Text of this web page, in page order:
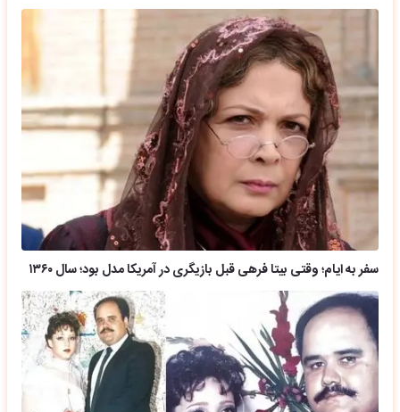
سفر به ایام؛ وقتی بیتا فرهی قبل بازیگری در آمریکا مدل بود؛ سال ۱۳۶۰